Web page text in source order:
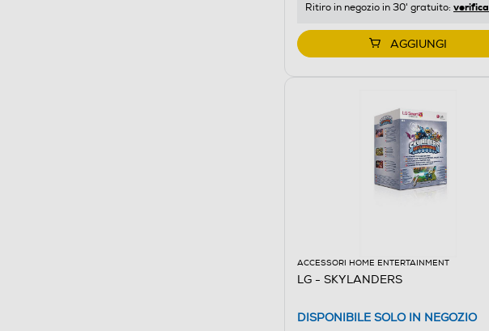
Ritiro in negozio in 30' gratuito: verifica
AGGIUNGI
ACCESSORI HOME ENTERTAINMENT
LG - SKYLANDERS
DISPONIBILE SOLO IN NEGOZIO